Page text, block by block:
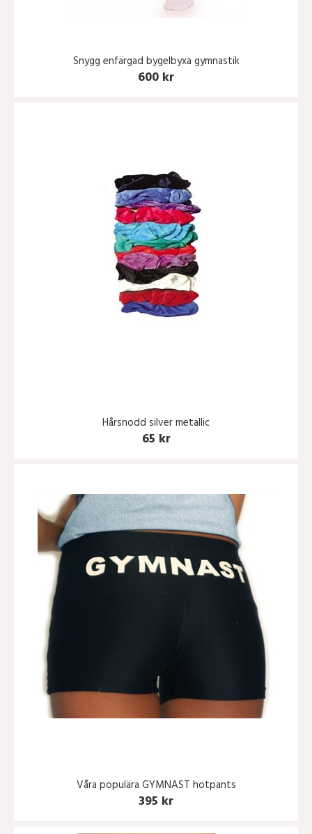
Snygg enfärgad bygelbyxa gymnastik
600 kr
Hårsnodd silver metallic
65 kr
Våra populära GYMNAST hotpants
395 kr